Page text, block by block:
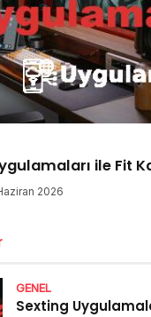
ile Fit
2026
GENEL
Sexting